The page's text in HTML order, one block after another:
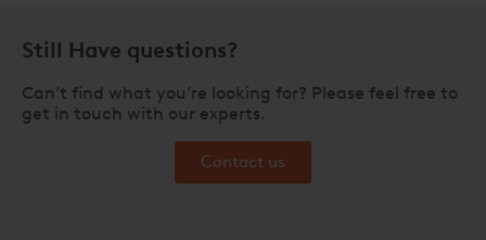
Still Have questions?
Can’t find what you’re looking for? Please feel free to
get in touch with our experts.
Contact us